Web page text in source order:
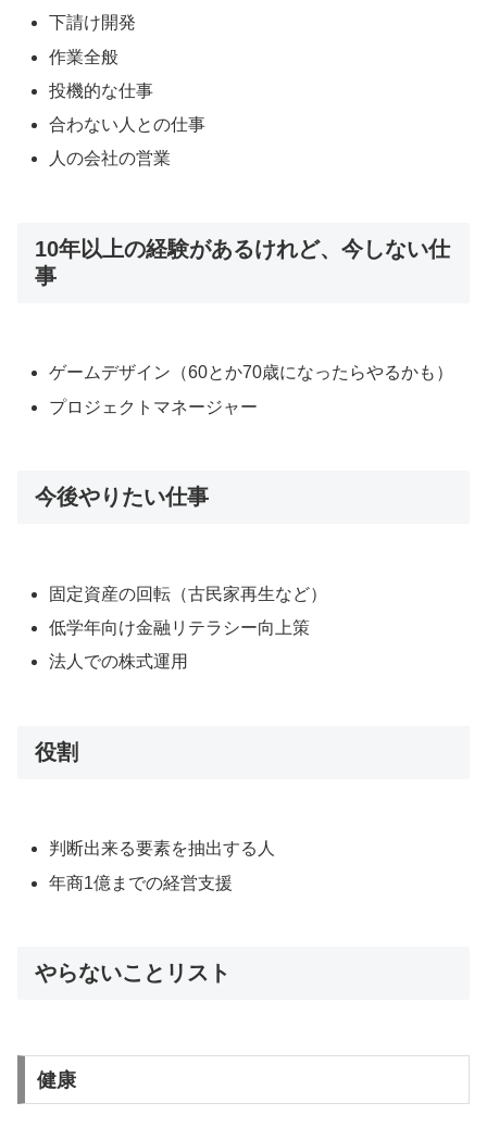
下請け開発
作業全般
投機的な仕事
合わない人との仕事
人の会社の営業
10年以上の経験があるけれど、今しない仕
事
ゲームデザイン（60とか70歳になったらやるかも）
プロジェクトマネージャー
今後やりたい仕事
固定資産の回転（古民家再生など）
低学年向け金融リテラシー向上策
法人での株式運用
役割
判断出来る要素を抽出する人
年商1億までの経営支援
やらないことリスト
健康